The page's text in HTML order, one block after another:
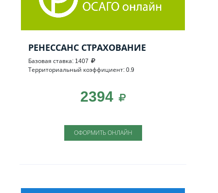
РЕНЕССАНС СТРАХОВАНИЕ
Базовая ставка: 1407
Территориальный коэффициент: 0.9
2394
ОФОРМИТЬ ОНЛАЙН